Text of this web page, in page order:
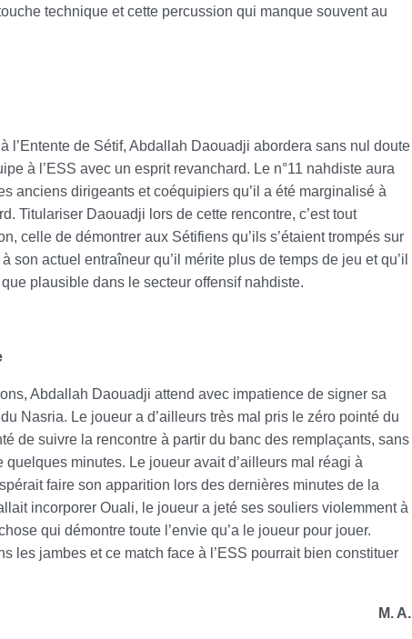
technique et cette percussion qui manque souvent au
l’Entente de Sétif, Abdallah Daouadji abordera sans nul doute
à l’ESS avec un esprit revanchard. Le n°11 nahdiste aura
anciens dirigeants et coéquipiers qu’il a été marginalisé à
Titulariser Daouadji lors de cette rencontre, c’est tout
celle de démontrer aux Sétifiens qu’ils s’étaient trompés sur
son actuel entraîneur qu’il mérite plus de temps de jeu et qu’il
plausible dans le secteur offensif nahdiste.
Abdallah Daouadji attend avec impatience de signer sa
Nasria. Le joueur a d’ailleurs très mal pris le zéro pointé du
de suivre la rencontre à partir du banc des remplaçants, sans
minutes. Le joueur avait d’ailleurs mal réagi à
faire son apparition lors des dernières minutes de la
incorporer Ouali, le joueur a jeté ses souliers violemment à
qui démontre toute l’envie qu’a le joueur pour jouer.
les jambes et ce match face à l’ESS pourrait bien constituer
M. A.